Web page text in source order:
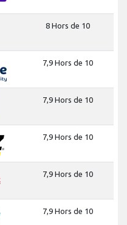
8 Hors de 10
7,9 Hors de 10
7,9 Hors de 10
7,9 Hors de 10
7,9 Hors de 10
7,9 Hors de 10